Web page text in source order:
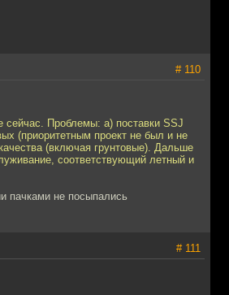
# 110
сейчас. Проблемы: а) поставки SSJ
(приоритетным проект не был и не
(включая грунтовые). Дальше
соответствующий летный и
пачками не посыпались
# 111